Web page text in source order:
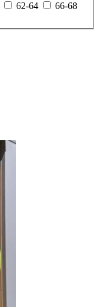
62-64
66-68